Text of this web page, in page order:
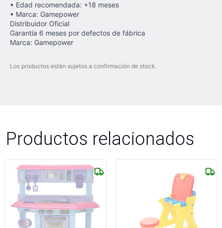
• Edad recomendada: +18 meses
• Marca: Gamepower
Distribuidor Oficial
Garantía 6 meses por defectos de fábrica
Marca: Gamepower
Los productos están sujetos a confirmación de stock.
Productos relacionados